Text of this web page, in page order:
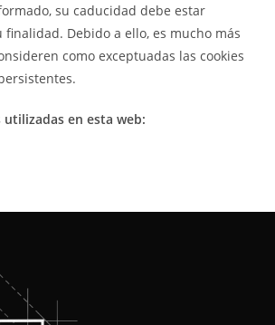
su caducidad debe estar
finalidad. Debido a ello, es mucho más
como exceptuadas las cookies
en esta web: